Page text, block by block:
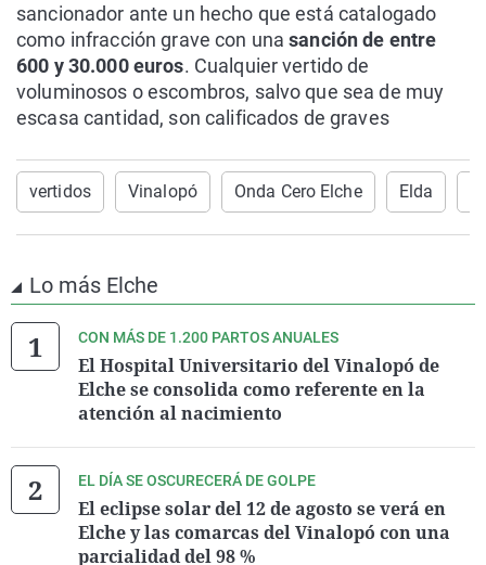
sancionador ante un hecho que está catalogado
como infracción grave con una sanción de entre
600 y 30.000 euros. Cualquier vertido de
voluminosos o escombros, salvo que sea de muy
escasa cantidad, son calificados de graves
vertidos Vinalopó Onda Cero Elche Elda
Lo más Elche
CON MÁS DE 1.200 PARTOS ANUALES
El Hospital Universitario del Vinalopó de
Elche se consolida como referente en la
atención al nacimiento
EL DÍA SE OSCURECERÁ DE GOLPE
El eclipse solar del 12 de agosto se verá en
Elche y las comarcas del Vinalopó con una
parcialidad del 98 %